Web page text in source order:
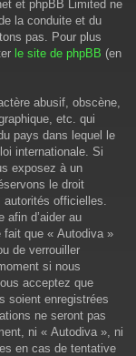
et phpBB Limited ne
la conduite et du
pas. Pour plus
le site de phpBB (en
abusif, obscène,
etc. qui
pays dans lequel le
internationale. Si
exposez à un
le droit
officielles.
afin d’aider au
fait que « Autodiva »
de verrouiller
si nous
acceptez que
soient enregistrées
ne seront pas
ni « Autodiva », ni
en cas de tentative